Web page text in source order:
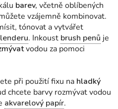
barev, včetně oblíbených
vzájemně kombinovat.
tónovat a vytvářet
. Inkoust brush penů je
vodou za pomoci
při použití fixu na hladký
chcete barvy rozmývat vodou
akvarelový papír.